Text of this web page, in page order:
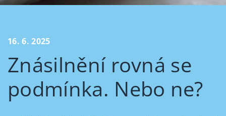
16. 6. 2025
Znásilnění rovná se
podmínka. Nebo ne?